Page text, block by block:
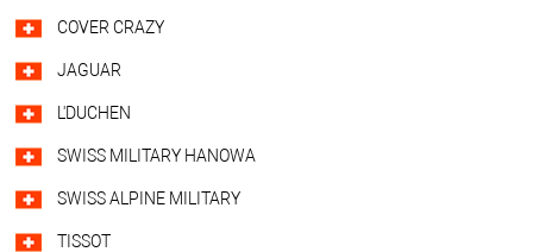
COVER CRAZY
JAGUAR
L'DUCHEN
SWISS MILITARY HANOWA
SWISS ALPINE MILITARY
TISSOT